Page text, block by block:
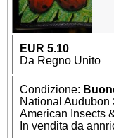
EUR 5.10
Da Regno Unito
Condizione:
National Audubon
American Insects
In vendita da